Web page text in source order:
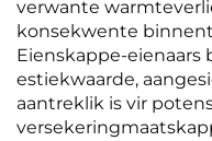
verwante
konsekwente
Eienskappe-eienaars
estiekwaarde,
aantreklik is vir